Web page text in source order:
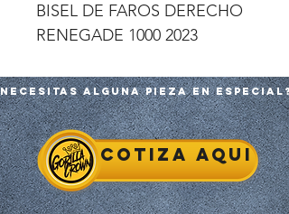
BISEL DE FAROS DERECHO
RENEGADE 1000 2023
Necesitas alguna pieza en especial?
Cotiza aqui